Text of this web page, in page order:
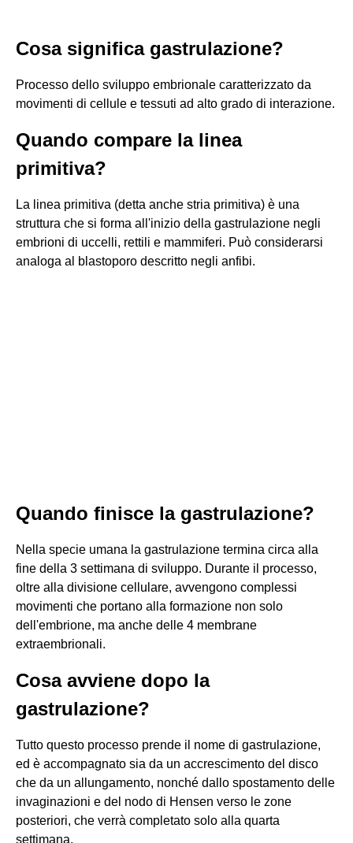
Cosa significa gastrulazione?
Processo dello sviluppo embrionale caratterizzato da
movimenti di cellule e tessuti ad alto grado di interazione.
Quando compare la linea
primitiva?
La linea primitiva (detta anche stria primitiva) è una
struttura che si forma all'inizio della gastrulazione negli
embrioni di uccelli, rettili e mammiferi. Può considerarsi
analoga al blastoporo descritto negli anfibi.
Quando finisce la gastrulazione?
Nella specie umana la gastrulazione termina circa alla
fine della 3 settimana di sviluppo. Durante il processo,
oltre alla divisione cellulare, avvengono complessi
movimenti che portano alla formazione non solo
dell'embrione, ma anche delle 4 membrane
extraembrionali.
Cosa avviene dopo la
gastrulazione?
Tutto questo processo prende il nome di gastrulazione,
ed è accompagnato sia da un accrescimento del disco
che da un allungamento, nonché dallo spostamento delle
invaginazioni e del nodo di Hensen verso le zone
posteriori, che verrà completato solo alla quarta
settimana.